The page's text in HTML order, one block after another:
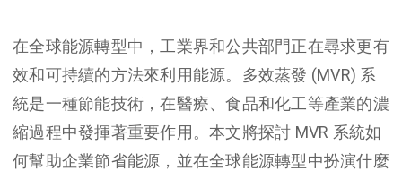
在全球能源轉型中，工業界和公共部門正在尋求更有
效和可持續的方法來利用能源。多效蒸發 (MVR) 系
統是一種節能技術，在醫療、食品和化工等產業的濃
縮過程中發揮著重要作用。本文將探討 MVR 系統如
何幫助企業節省能源，並在全球能源轉型中扮演什麼